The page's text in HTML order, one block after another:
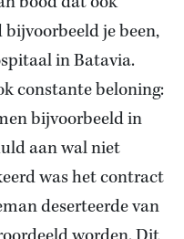
je been,
in Batavia.
constante beloning:
bijvoorbeeld in
aan wal niet
was het contract
deserteerde van